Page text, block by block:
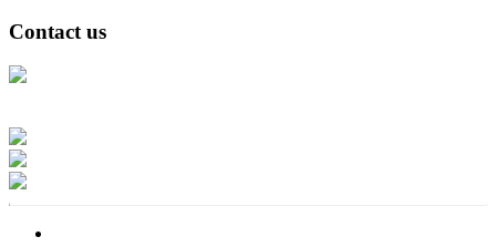
Contact us